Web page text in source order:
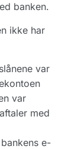
banken.
ikke har
var
var
med
e-